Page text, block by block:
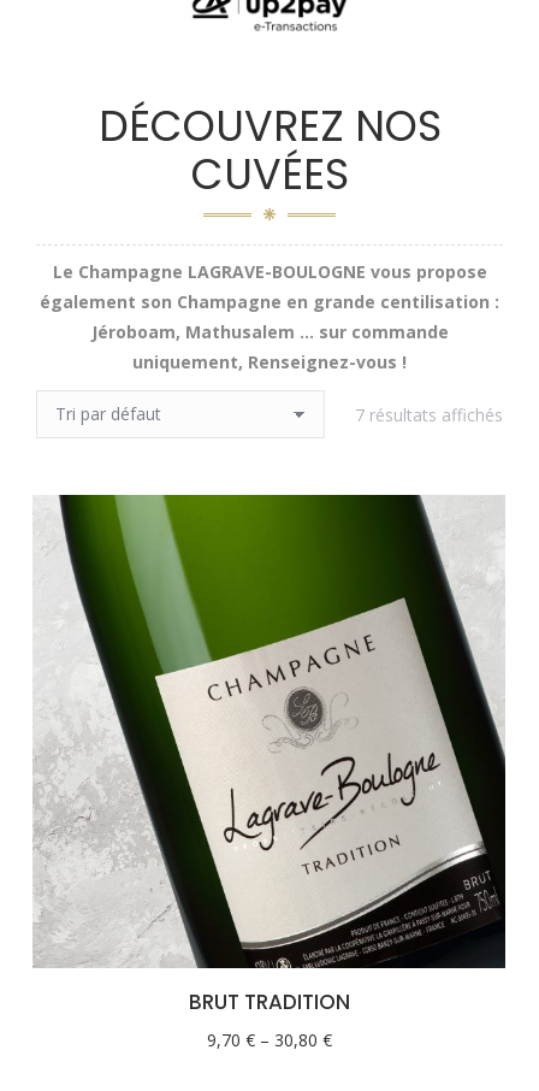
DÉCOUVREZ NOS
CUVÉES
Le Champagne LAGRAVE-BOULOGNE vous propose
également son Champagne en grande centilisation :
Jéroboam, Mathusalem … sur commande
uniquement, Renseignez-vous !
7 résultats affichés
BRUT TRADITION
9,70 €– 30,80 €